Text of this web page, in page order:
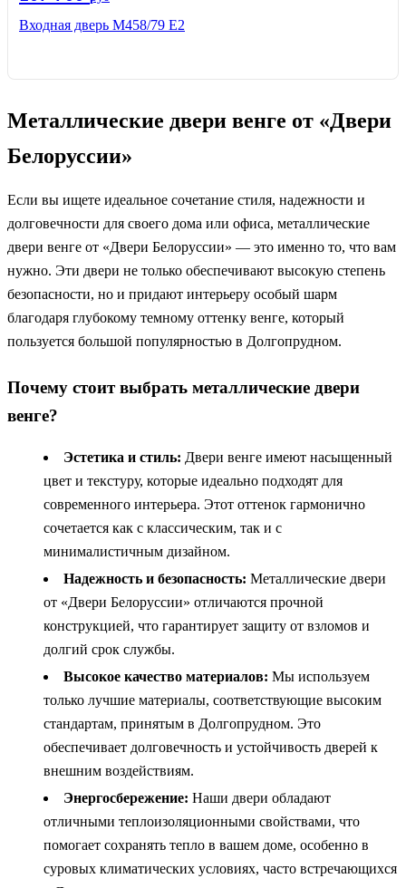
Входная дверь М458/79 Е2
Металлические двери венге от «Двери
Белоруссии»
Если вы ищете идеальное сочетание стиля, надежности и
долговечности для своего дома или офиса, металлические
двери венге от «Двери Белоруссии» — это именно то, что вам
нужно. Эти двери не только обеспечивают высокую степень
безопасности, но и придают интерьеру особый шарм
благодаря глубокому темному оттенку венге, который
пользуется большой популярностью в Долгопрудном.
Почему стоит выбрать металлические двери
венге?
Эстетика и стиль: Двери венге имеют насыщенный
цвет и текстуру, которые идеально подходят для
современного интерьера. Этот оттенок гармонично
сочетается как с классическим, так и с
минималистичным дизайном.
Надежность и безопасность: Металлические двери
от «Двери Белоруссии» отличаются прочной
конструкцией, что гарантирует защиту от взломов и
долгий срок службы.
Высокое качество материалов: Мы используем
только лучшие материалы, соответствующие высоким
стандартам, принятым в Долгопрудном. Это
обеспечивает долговечность и устойчивость дверей к
внешним воздействиям.
Энергосбережение: Наши двери обладают
отличными теплоизоляционными свойствами, что
помогает сохранять тепло в вашем доме, особенно в
суровых климатических условиях, часто встречающихся